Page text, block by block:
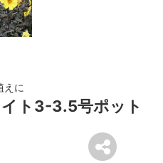
えに
ト3-3.5号ポット